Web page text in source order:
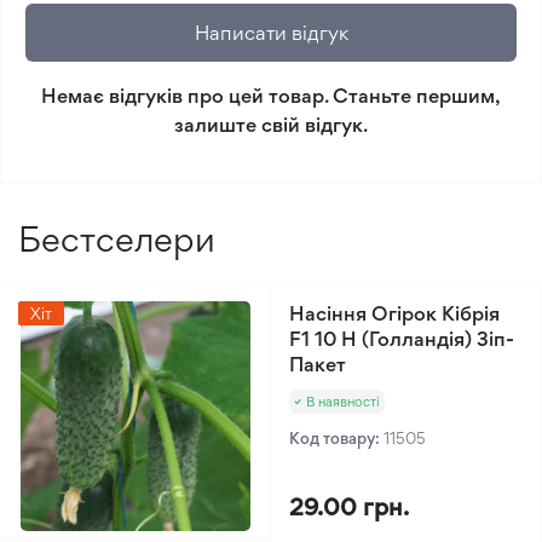
Мінімальне замовлення 300 грн.
Написати відгук
Немає відгуків про цей товар. Станьте першим,
залиште свій відгук.
Бестселери
Хіт
Насіння Огірок Кібрія
F1 10 Н (Голландія) Зіп-
Пакет
В наявності
Код товару: 11505
29.00 грн.